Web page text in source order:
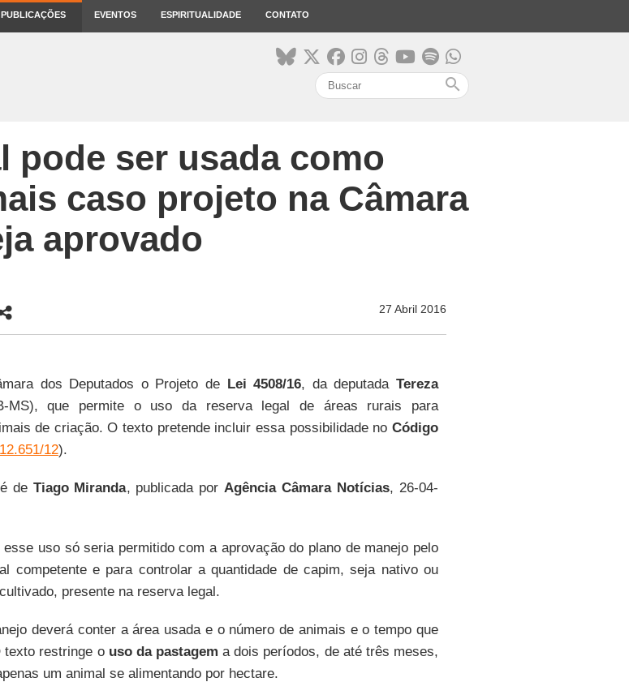
PUBLICAÇÕES EVENTOS ESPIRITUALIDADE CONTATO
search
pode ser usada como
caso projeto na Câmara
aprovado
27 Abril 2016
dos Deputados o Projeto de Lei 4508/16, da deputada Tereza
MS), que permite o uso da reserva legal de áreas rurais para
de criação. O texto pretende incluir essa possibilidade no Código
12).
de Tiago Miranda, publicada porAgência Câmara Notícias, 26-04-
esse uso só seria permitido com a aprovação do plano de manejo pelo
competente e para controlar a quantidade de capim, seja nativo ou
presente na reserva legal.
deverá conter a área usada e o número de animais e o tempo que
texto restringe o uso da pastagem a dois períodos, de até três meses,
um animal se alimentando por hectare.